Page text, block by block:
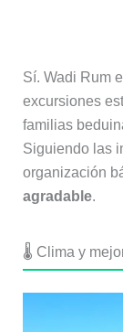
Sí. Wadi Rum
excursiones
familias
Siguiendo las
organización
agradable.
🌡️ Clima y